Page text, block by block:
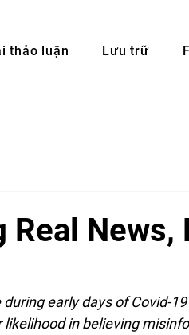
thảo luận Lưu trữ
Real News,
early days of Covid-
in believing